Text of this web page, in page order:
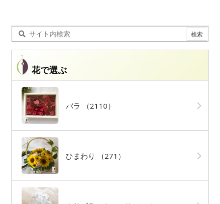
花で選ぶ
バラ （2110）
ひまわり （271）